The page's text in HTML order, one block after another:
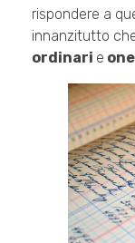
rispondere a
innanzitutto
ordinari e